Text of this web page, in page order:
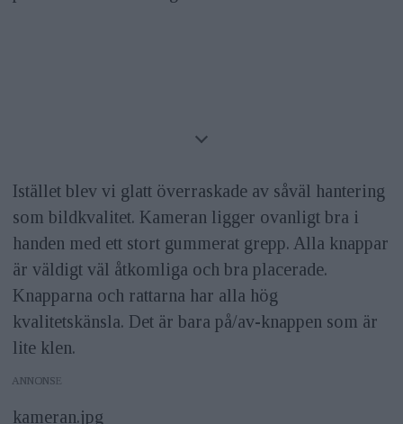
Istället blev vi glatt överraskade av såväl hantering
som bildkvalitet. Kameran ligger ovanligt bra i
handen med ett stort gummerat grepp. Alla knappar
är väldigt väl åtkomliga och bra placerade.
Knapparna och rattarna har alla hög
kvalitetskänsla. Det är bara på/av-knappen som är
lite klen.
ANNONS
kameran.jpg